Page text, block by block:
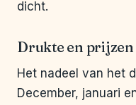
dicht.
Drukte en prijzen
Het nadeel van het
December, januari